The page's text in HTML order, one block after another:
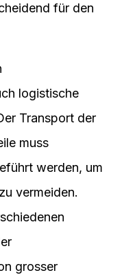
für den
logistische
Transport der
muss
werden, um
vermeiden.
grosser